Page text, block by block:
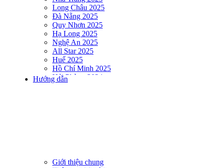
Long Châu 2025
Đà Nẵng 2025
Quy Nhơn 2025
Hạ Long 2025
Nghệ An 2025
All Star 2025
Huế 2025
Hồ Chí Minh 2025
Hải Phòng 2024
DNSE AQUAMAN VIETNAM 2024
DNSE AQUAMAN VIETNAM 2023
Hướng dẫn
Giới thiệu chung